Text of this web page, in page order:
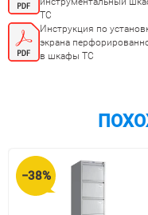
TC
Инструкция по
экрана
в шкафы TC
−38%